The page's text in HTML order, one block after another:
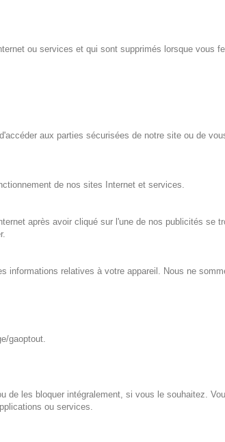
ou services et qui sont supprimés lorsque vous
aux parties sécurisées de notre site ou de
de nos sites Internet et services.
après avoir cliqué sur l'une de nos publicités se
informations relatives à votre appareil. Nous ne
gaoptout.
les bloquer intégralement, si vous le souhaitez.
ou services.